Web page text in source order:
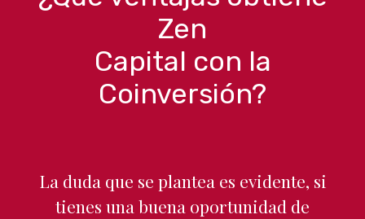
Zen
Capital con la
Coinversión?
La duda que se plantea es evidente, si
tienes una buena oportunidad de